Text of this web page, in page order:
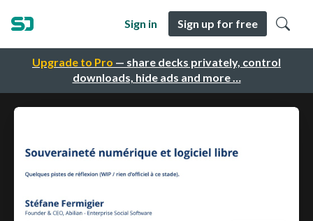
Upgrade to Pro — share decks privately, control
downloads, hide ads and more …
Sign in Sign up for free